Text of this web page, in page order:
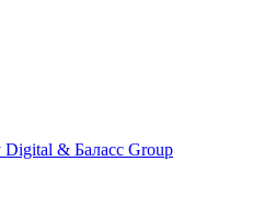
& Баласс Group